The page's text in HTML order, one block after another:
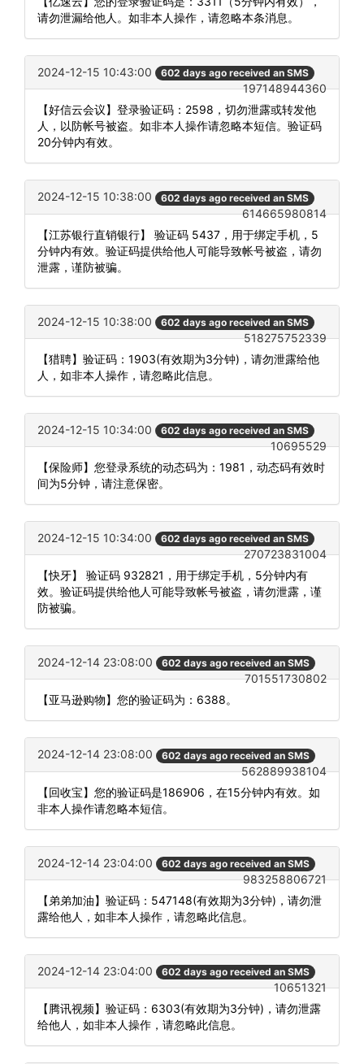
请勿泄漏给他人。如非本人操作，请忽略本条消息。
2024-12-15 10:43:00 602 days ago received an SMS
197148944360
【好信云会议】登录验证码：2598，切勿泄露或转发他
人，以防帐号被盗。如非本人操作请忽略本短信。验证码
20分钟内有效。
2024-12-15 10:38:00 602 days ago received an SMS
614665980814
【江苏银行直销银行】 验证码 5437，用于绑定手机，5
分钟内有效。验证码提供给他人可能导致帐号被盗，请勿
泄露，谨防被骗。
2024-12-15 10:38:00 602 days ago received an SMS
518275752339
【猎聘】验证码：1903(有效期为3分钟)，请勿泄露给他
人，如非本人操作，请忽略此信息。
2024-12-15 10:34:00 602 days ago received an SMS
10695529
【保险师】您登录系统的动态码为：1981，动态码有效时
间为5分钟，请注意保密。
2024-12-15 10:34:00 602 days ago received an SMS
270723831004
【快牙】 验证码 932821，用于绑定手机，5分钟内有
效。验证码提供给他人可能导致帐号被盗，请勿泄露，谨
防被骗。
2024-12-14 23:08:00 602 days ago received an SMS
701551730802
【亚马逊购物】您的验证码为：6388。
2024-12-14 23:08:00 602 days ago received an SMS
562889938104
【回收宝】您的验证码是186906，在15分钟内有效。如
非本人操作请忽略本短信。
2024-12-14 23:04:00 602 days ago received an SMS
983258806721
【弟弟加油】验证码：547148(有效期为3分钟)，请勿泄
露给他人，如非本人操作，请忽略此信息。
2024-12-14 23:04:00 602 days ago received an SMS
10651321
【腾讯视频】验证码：6303(有效期为3分钟)，请勿泄露
给他人，如非本人操作，请忽略此信息。